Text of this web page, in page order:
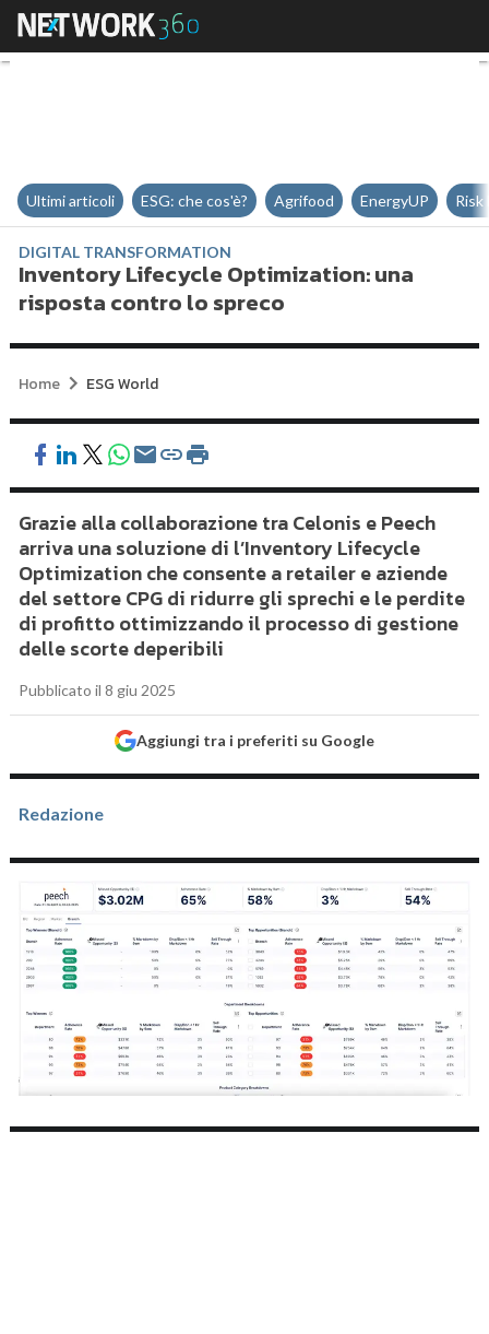
Inventory Lifecycle
Ultimi articoli ESG: che cos'è? Agrifood EnergyUP Risk
DIGITAL TRANSFORMATION
Inventory Lifecycle Optimization: una
risposta contro lo spreco
Home ESG World
Grazie alla collaborazione tra Celonis e Peech
arriva una soluzione di l’Inventory Lifecycle
Optimization che consente a retailer e aziende
del settore CPG di ridurre gli sprechi e le perdite
di profitto ottimizzando il processo di gestione
delle scorte deperibili
Pubblicato il 8 giu 2025
Aggiungi tra i preferiti su Google
Redazione